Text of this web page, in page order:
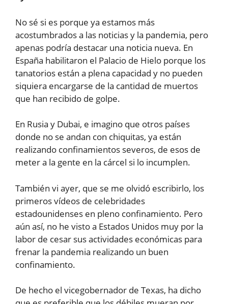
No sé si es porque ya estamos más
acostumbrados a las noticias y la pandemia, pero
apenas podría destacar una noticia nueva. En
España habilitaron el Palacio de Hielo porque los
tanatorios están a plena capacidad y no pueden
siquiera encargarse de la cantidad de muertos
que han recibido de golpe.
En Rusia y Dubai, e imagino que otros países
donde no se andan con chiquitas, ya están
realizando confinamientos severos, de esos de
meter a la gente en la cárcel si lo incumplen.
También vi ayer, que se me olvidó escribirlo, los
primeros vídeos de celebridades
estadounidenses en pleno confinamiento. Pero
aún así, no he visto a Estados Unidos muy por la
labor de cesar sus actividades económicas para
frenar la pandemia realizando un buen
confinamiento.
De hecho el vicegobernador de Texas, ha dicho